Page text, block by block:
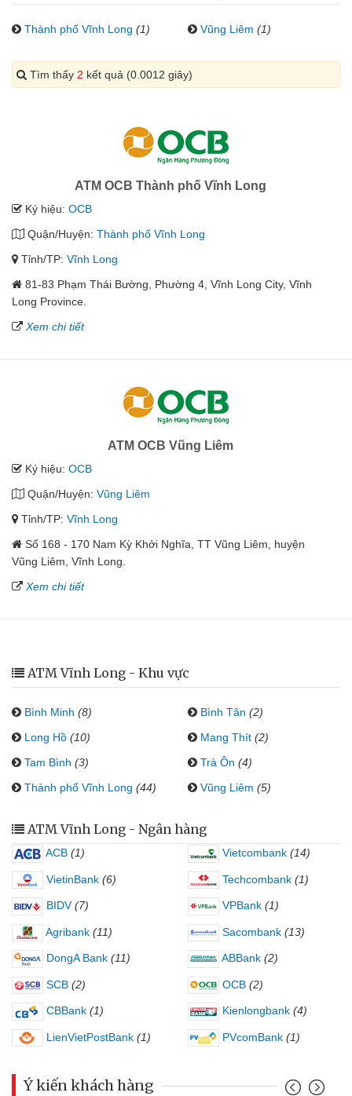
Thành phố Vĩnh Long (1) Vũng Liêm (1)
Tìm thấy 2 kết quả (0.0012 giây)
ATM OCB Thành phố Vĩnh Long
Ký hiệu: OCB
Quận/Huyện: Thành phố Vĩnh Long
Tỉnh/TP: Vĩnh Long
81-83 Phạm Thái Bường, Phường 4, Vĩnh Long City, Vĩnh
Long Province.
Xem chi tiết
ATM OCB Vũng Liêm
Ký hiệu: OCB
Quận/Huyện: Vũng Liêm
Tỉnh/TP: Vĩnh Long
Số 168 - 170 Nam Kỳ Khởi Nghĩa, TT Vũng Liêm, huyện
Vũng Liêm, Vĩnh Long.
Xem chi tiết
ATM Vĩnh Long - Khu vực
Bình Minh (8) Bình Tân (2)
Long Hồ (10) Mang Thít (2)
Tam Bình (3) Trà Ôn (4)
Thành phố Vĩnh Long (44) Vũng Liêm (5)
ATM Vĩnh Long - Ngân hàng
ACB (1) Vietcombank (14)
VietinBank (6) Techcombank (1)
BIDV (7) VPBank (1)
Agribank (11) Sacombank (13)
DongA Bank (11) ABBank (2)
SCB (2) OCB (2)
CBBank (1) Kienlongbank (4)
LienVietPostBank (1) PVcomBank (1)
Ý kiến khách hàng